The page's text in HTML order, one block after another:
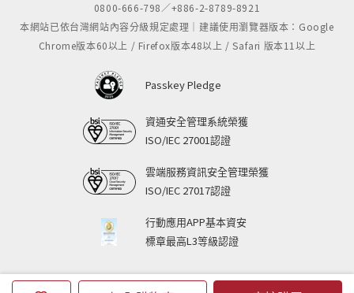
0800-666-798／+886-2-8789-8921
本網站已依台灣網站內容分級規定處理｜建議使用瀏覽器版本：Google
Chrome版本60以上 / Firefox版本48以上 / Safari 版本11以上
Passkey Pledge
資通安全管理系統榮獲
ISO/IEC 27001認證
雲端服務資訊安全管理榮獲
ISO/IEC 27017認證
行動應用APP基本資安
標章最高L3等級認證